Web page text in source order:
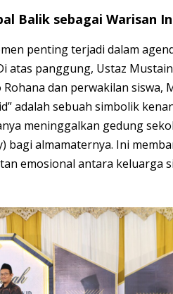
Balik sebagai Warisan
penting terjadi dalam
atas panggung, Ustaz
dan perwakilan siswa,
adalah sebuah simbolik
meninggalkan gedung
bagi almamaternya. Ini
emosional antara keluarga